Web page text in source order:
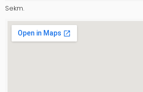
Sekm.